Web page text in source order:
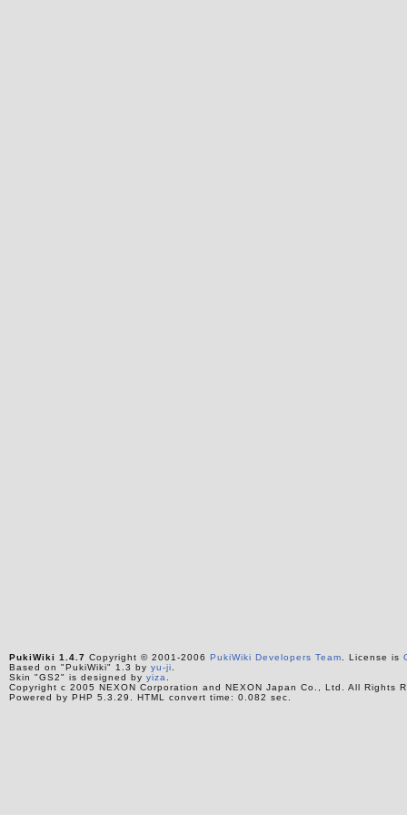
PukiWiki 1.4.7 Copyright © 2001-2006 PukiWiki Developers Team . License is
Based on "PukiWiki" 1.3 by yu-ji
Skin "GS2" is designed by yiza
Copyright c 2005 NEXON Corporation and NEXON Japan Co., Ltd. All Rights
Powered by PHP 5.3.29. HTML convert time: 0.082 sec.